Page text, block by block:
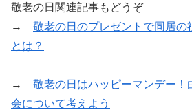
敬老の日関連記事もどうぞ
→ 敬老の日のプレゼントで同居の
とは？
→ 敬老の日はハッピーマンデー！
会について考えよう